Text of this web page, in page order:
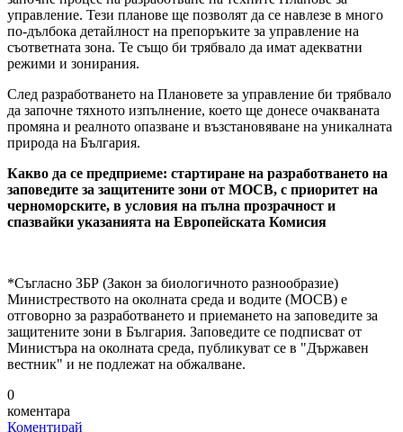
управление. Тези планове ще позволят да се навлезе в много
по-дълбока детайлност на препоръките за управление на
съответната зона. Те също би трябвало да имат адекватни
режими и зонирания.
След разработването на Плановете за управление би трябвало
да започне тяхното изпълнение, което ще донесе очакваната
промяна и реалното опазване и възстановяване на уникалната
природа на България.
Какво да се предприеме: стартиране на разработването на
заповедите за защитените зони от МОСВ, с приоритет на
черноморските, в условия на пълна прозрачност и
спазвайки указанията на Европейската Комисия
*Съгласно ЗБР (Закон за биологичното разнообразие)
Министреството на околната среда и водите (МОСВ) е
отговорно за разработването и приемането на заповедите за
защитените зони в България. Заповедите се подписват от
Министъра на околната среда, публикуват се в "Държавен
вестник" и не подлежат на обжалване.
0
коментара
Коментирай